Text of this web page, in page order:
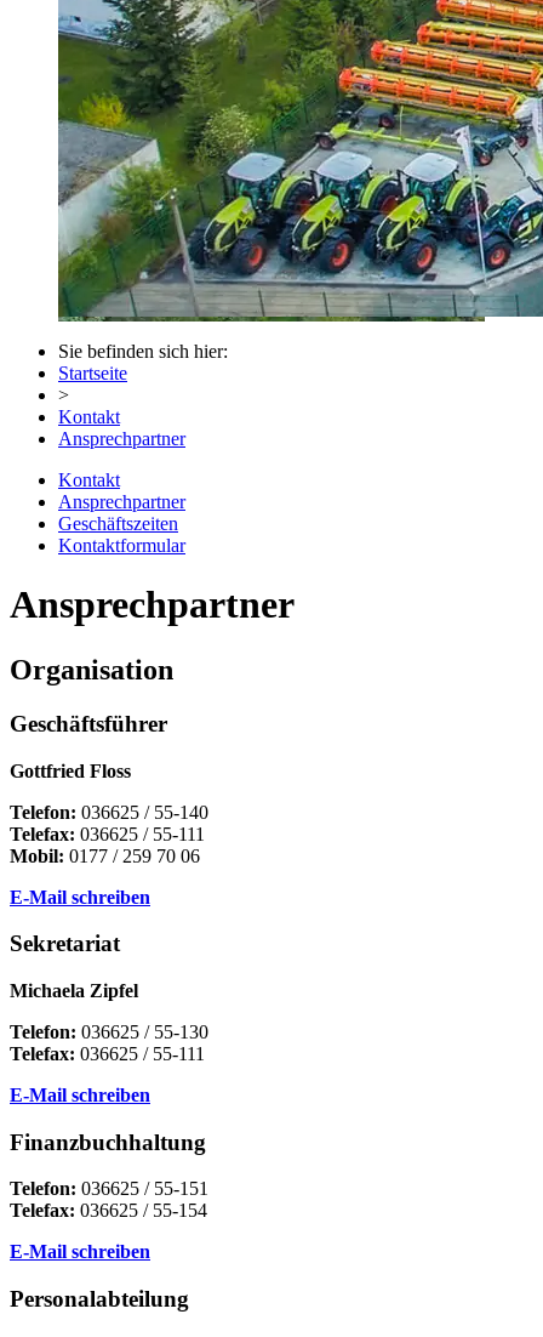
Sie befinden sich hier:
Startseite
>
Kontakt
Ansprechpartner
Kontakt
Ansprechpartner
Geschäftszeiten
Kontaktformular
Ansprechpartner
Organisation
Geschäftsführer
Gottfried Floss
Telefon: 036625 / 55-140
Telefax: 036625 / 55-111
Mobil: 0177 / 259 70 06
E-Mail schreiben
Sekretariat
Michaela Zipfel
Telefon: 036625 / 55-130
Telefax: 036625 / 55-111
E-Mail schreiben
Finanzbuchhaltung
Telefon: 036625 / 55-151
Telefax: 036625 / 55-154
E-Mail schreiben
Personalabteilung